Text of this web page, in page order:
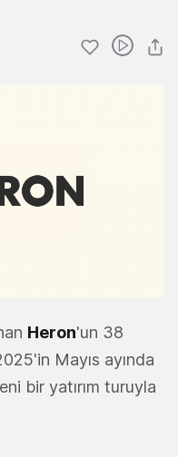
Heron'un 38
Mayıs ayında
bir yatırım turuyla